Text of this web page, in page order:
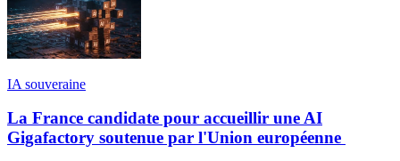
IA souveraine
La France candidate pour accueillir une AI
Gigafactory soutenue par l'Union européenne